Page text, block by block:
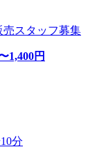
スタッフ募集
1,400円
分